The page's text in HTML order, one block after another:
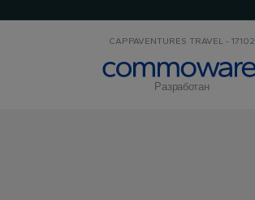
CAPPAVENTURES TRAVEL - 17102
Разработан